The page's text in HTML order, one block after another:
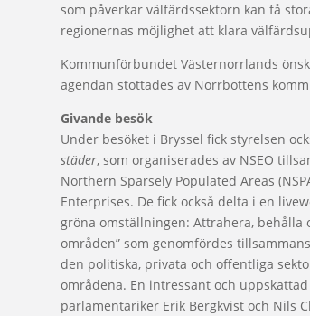
som påverkar välfärdssektorn kan få
regionernas möjlighet att klara
Kommunförbundet Västernorrlands
agendan stöttades av Norrbottens
Givande besök
Under besöket i Bryssel fick styrelsen
städer, som organiserades av NSEO
Northern Sparsely Populated Areas
Enterprises. De fick också delta i en
gröna omställningen: Attrahera, behålla
områden” som genomfördes
den politiska, privata och offentliga
områdena. En intressant och
parlamentariker Erik Bergkvist och Nils